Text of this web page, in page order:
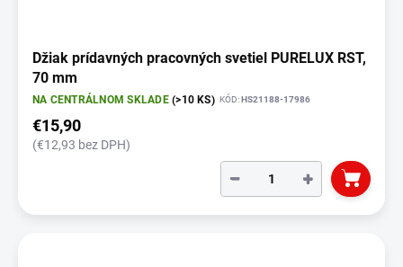
Džiak prídavných pracovných svetiel PURELUX RST,
70 mm
NA CENTRÁLNOM SKLADE(>10 KS) KÓD:HS21188-17986
€15,90
(€12,93 bez DPH)
+
−